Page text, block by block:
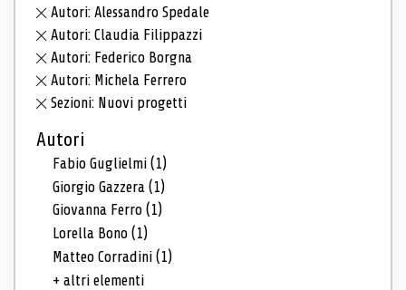
Autori: Alessandro Spedale
Autori: Claudia Filippazzi
Autori: Federico Borgna
Autori: Michela Ferrero
Sezioni: Nuovi progetti
Autori
Fabio Guglielmi(1)
Giorgio Gazzera(1)
Giovanna Ferro(1)
Lorella Bono(1)
Matteo Corradini(1)
+ altri elementi